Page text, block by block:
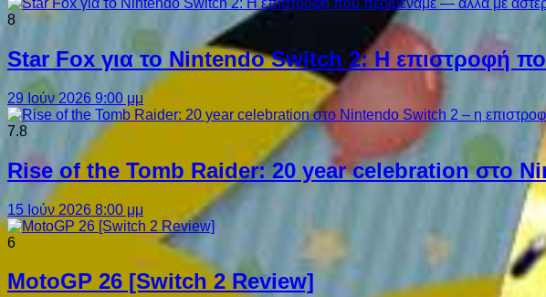
8
Star Fox για το Nintendo Switch 2: Η επιστροφή
29 Ιούν 2026 9:00 μμ
7.8
Rise of the Tomb Raider: 20 year celebration στο
15 Ιούν 2026 8:00 μμ
6
MotoGP 26 [Switch 2 Review]